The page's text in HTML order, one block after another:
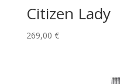
Citizen Lady
269,00 €